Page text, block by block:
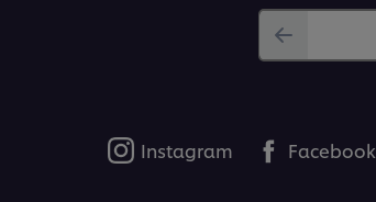
Facebook
Instagram